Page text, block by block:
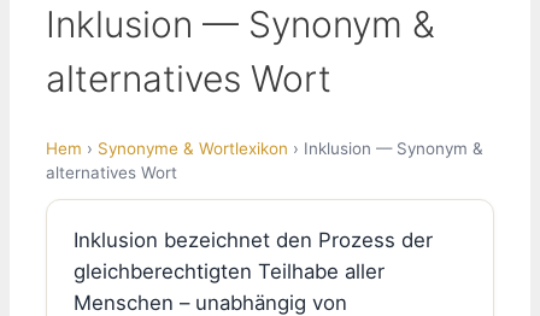
Inklusion — Synonym &
alternatives Wort
Hem › Synonyme & Wortlexikon › Inklusion — Synonym &
alternatives Wort
Inklusion bezeichnet den Prozess der
gleichberechtigten Teilhabe aller
Menschen – unabhängig von